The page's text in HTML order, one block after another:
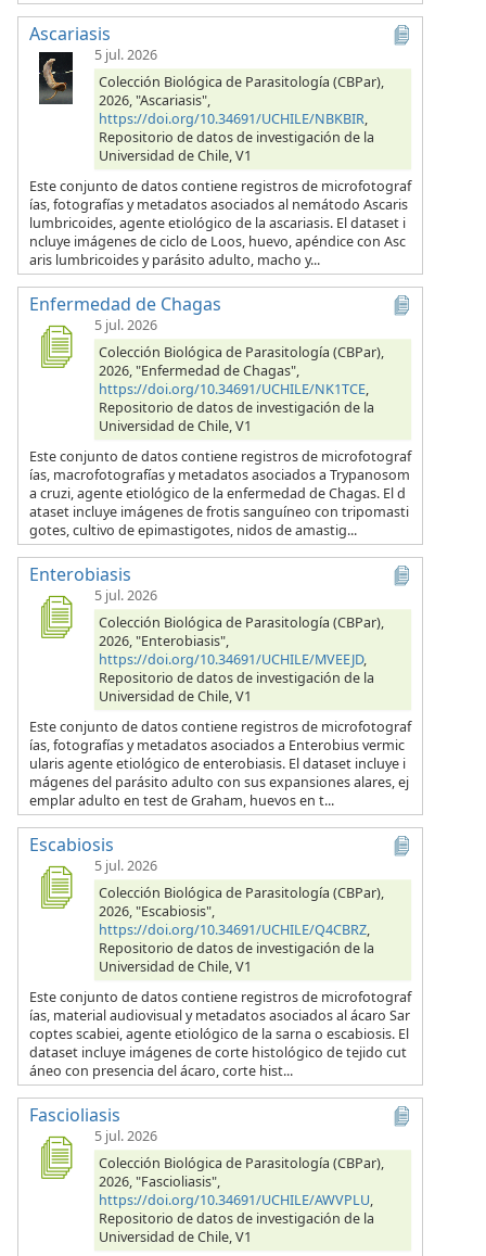
Ascariasis
5 jul. 2026
Colección Biológica de Parasitología (CBPar),
2026, "Ascariasis",
https://doi.org/10.34691/UCHILE/NBKBIR,
Repositorio de datos de investigación de la
Universidad de Chile, V1
Este conjunto de datos contiene registros de microfotograf
ías, fotografías y metadatos asociados al nemátodo Ascaris
lumbricoides, agente etiológico de la ascariasis. El dataset i
ncluye imágenes de ciclo de Loos, huevo, apéndice con Asc
aris lumbricoides y parásito adulto, macho y...
Enfermedad de Chagas
5 jul. 2026
Colección Biológica de Parasitología (CBPar),
2026, "Enfermedad de Chagas",
https://doi.org/10.34691/UCHILE/NK1TCE,
Repositorio de datos de investigación de la
Universidad de Chile, V1
Este conjunto de datos contiene registros de microfotograf
ías, macrofotografías y metadatos asociados a Trypanosom
a cruzi, agente etiológico de la enfermedad de Chagas. El d
ataset incluye imágenes de frotis sanguíneo con tripomasti
gotes, cultivo de epimastigotes, nidos de amastig...
Enterobiasis
5 jul. 2026
Colección Biológica de Parasitología (CBPar),
2026, "Enterobiasis",
https://doi.org/10.34691/UCHILE/MVEEJD,
Repositorio de datos de investigación de la
Universidad de Chile, V1
Este conjunto de datos contiene registros de microfotograf
ías, fotografías y metadatos asociados a Enterobius vermic
ularis agente etiológico de enterobiasis. El dataset incluye i
mágenes del parásito adulto con sus expansiones alares, ej
emplar adulto en test de Graham, huevos en t...
Escabiosis
5 jul. 2026
Colección Biológica de Parasitología (CBPar),
2026, "Escabiosis",
https://doi.org/10.34691/UCHILE/Q4CBRZ,
Repositorio de datos de investigación de la
Universidad de Chile, V1
Este conjunto de datos contiene registros de microfotograf
ías, material audiovisual y metadatos asociados al ácaro Sar
coptes scabiei, agente etiológico de la sarna o escabiosis. El
dataset incluye imágenes de corte histológico de tejido cut
áneo con presencia del ácaro, corte hist...
Fascioliasis
5 jul. 2026
Colección Biológica de Parasitología (CBPar),
2026, "Fascioliasis",
https://doi.org/10.34691/UCHILE/AWVPLU,
Repositorio de datos de investigación de la
Universidad de Chile, V1